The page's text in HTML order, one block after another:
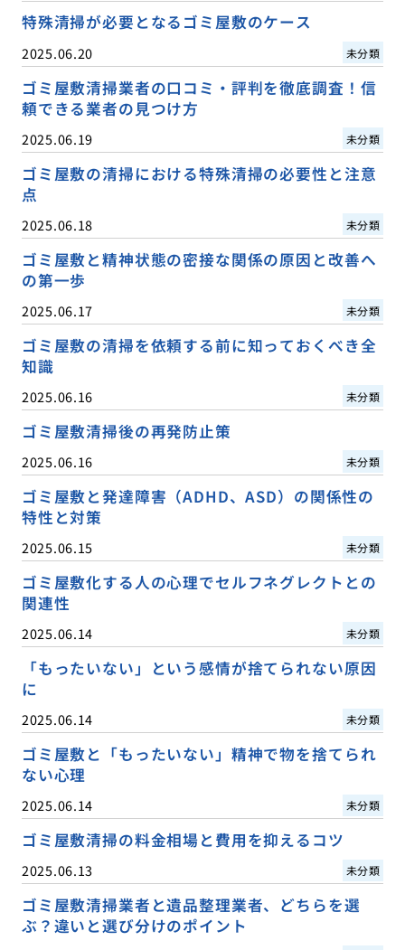
特殊清掃が必要となるゴミ屋敷のケース
2025.06.20 未分類
ゴミ屋敷清掃業者の口コミ・評判を徹底調査！信
頼できる業者の見つけ方
2025.06.19 未分類
ゴミ屋敷の清掃における特殊清掃の必要性と注意
点
2025.06.18 未分類
ゴミ屋敷と精神状態の密接な関係の原因と改善へ
の第一歩
2025.06.17 未分類
ゴミ屋敷の清掃を依頼する前に知っておくべき全
知識
2025.06.16 未分類
ゴミ屋敷清掃後の再発防止策
2025.06.16 未分類
ゴミ屋敷と発達障害（ADHD、ASD）の関係性の
特性と対策
2025.06.15 未分類
ゴミ屋敷化する人の心理でセルフネグレクトとの
関連性
2025.06.14 未分類
「もったいない」という感情が捨てられない原因
に
2025.06.14 未分類
ゴミ屋敷と「もったいない」精神で物を捨てられ
ない心理
2025.06.14 未分類
ゴミ屋敷清掃の料金相場と費用を抑えるコツ
2025.06.13 未分類
ゴミ屋敷清掃業者と遺品整理業者、どちらを選
ぶ？違いと選び分けのポイント